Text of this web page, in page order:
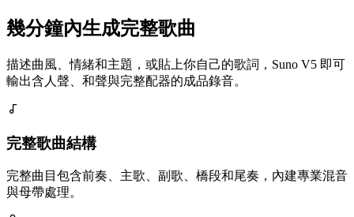
幾分鐘內生成完整歌曲
描述曲風、情緒和主題，或貼上你自己的歌詞，Suno V5 即可
輸出含人聲、和聲與完整配器的成品錄音。
完整歌曲結構
完整曲目包含前奏、主歌、副歌、橋段和尾奏，內建專業混音
與母帶處理。